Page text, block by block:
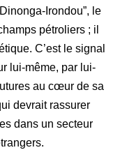
Irondou”, le
pétroliers ; il
C’est le signal
lui-même, par lui-
au cœur de sa
devrait rassurer
dans un secteur